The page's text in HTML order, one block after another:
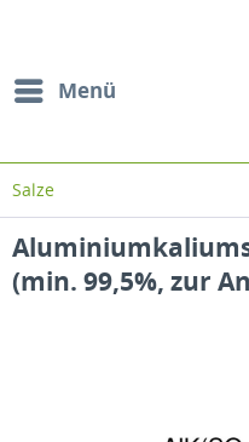
Menü
Salze
(min. 99,5%, zur